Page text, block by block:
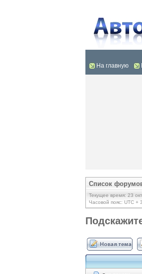
На главную
Список
Текущее время: 23
Часовой пояс: UTC +